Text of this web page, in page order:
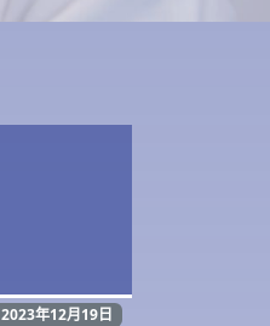
2023年12月19日